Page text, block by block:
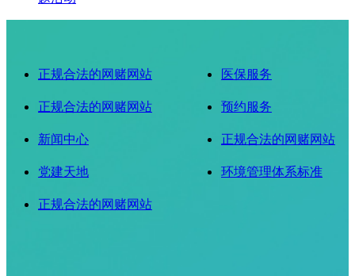
正规合法的网赌网站
正规合法的网赌网站
新闻中心
党建天地
正规合法的网赌网站
医保服务
预约服务
正规合法的网赌网站
环境管理体系标准